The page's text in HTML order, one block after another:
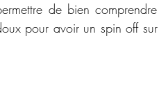
de bien
pour avoir un spin off